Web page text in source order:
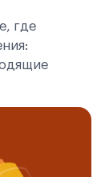
где